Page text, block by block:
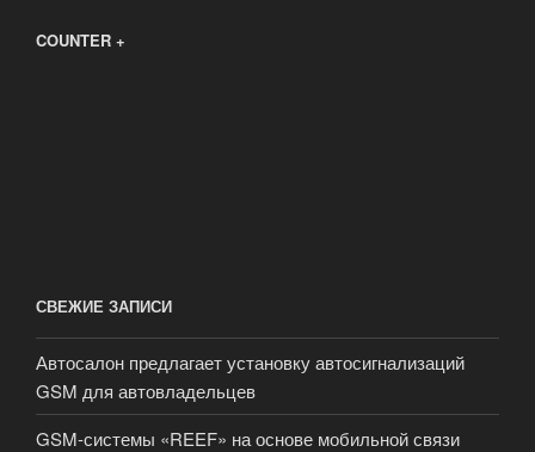
COUNTER +
СВЕЖИЕ ЗАПИСИ
Автосалон предлагает установку автосигнализаций
GSM для автовладельцев
GSM-системы «REEF» на основе мобильной связи